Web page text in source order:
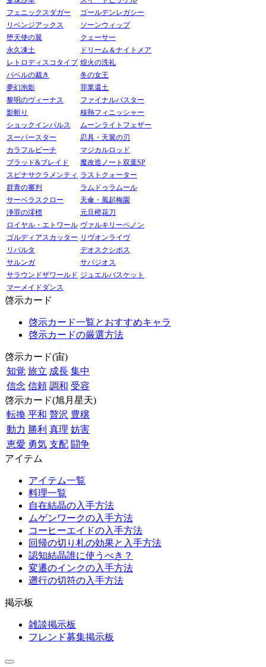
フェニックスダガー
ゴールデンレガシー
リベンジアックス
ソーンウィップ
堕天使の翼
クェーサー
永久凍土
ドリーム＆ナイトメア
レトロディスコタイプ 煌火の洗礼
バベルの裁き
冬の女王
夢幻泡影
罪業還土
黎明のヴィーナス
ファイナルバスター
影斬り
核熱フィニッシャー
ショックインパルス
ムーンライトフェザー
スーパースター
忍具・天翼の刃
カラフルビーチ
マジカルロッド
ブラッド&ブレイド
魔改造ノート双葉SP
スピナサクラメンティ ラストクォーター
群青の審判
ラムドゥラムール
サーベラスクロー
天傘・風起梅園
浄罪の澪標
元旦橙花刀
ロイヤル・エトワール ヴァルキリーペノン
ゴルディアスカッター リヴオンライヴ
リバルタ
デオスクシポス
サルンガ
サバジオス
サラウンドザワールド ジュエルバスケット
マーメイドダンス
啓示カード
啓示カード一覧とおすすめキャラ
啓示カードの厳選方法
啓示カード(宙)
知覚 旅立 成長 集中
信念 信頼 調和 受容
啓示カード(旭月星天)
転換 平和 贅沢 豊穣
動力 勝利 真理 妨害
恵愛 勇気 支配 闘争
アイテム
アイテム一覧
料理一覧
自在結晶の入手方法
ムゲンワークの入手方法
コーヒーエイドの入手方法
回帰の切り札の効果と入手方法
認知結晶誰に使うべき？
変遷のインクの入手方法
遡行の切符の入手方法
掲示板
雑談掲示板
フレンド募集掲示板